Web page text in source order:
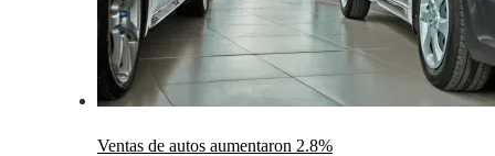
Ventas de autos aumentaron 2.8%